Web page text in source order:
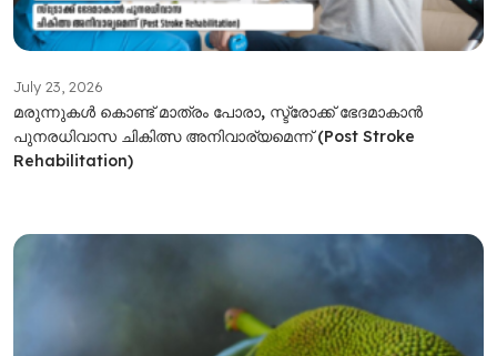
July 23, 2026
മരുന്നുകൾ കൊണ്ട് മാത്രം പോരാ, സ്ട്രോക്ക് ഭേദമാകാൻ
പുനരധിവാസ ചികിത്സ അനിവാര്യമെന്ന് (Post Stroke
Rehabilitation)